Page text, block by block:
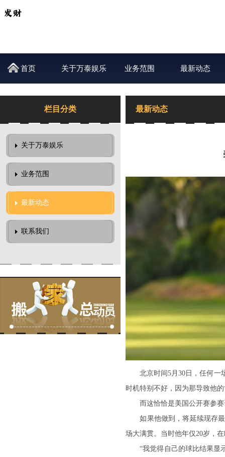
首页 关于万泰娱乐 业务范围 最新动态
栏目分类
关于万泰娱乐
业务范围
最新动态
联系我们
最新动态
北京时间5月30日，任何一场
时机特别不好，因为那导致他
而这恰恰是美国公开赛参赛
如果他做到，将延续现存最
场大满贯。当时他年仅20岁，
“我觉得自己的球比结果显示